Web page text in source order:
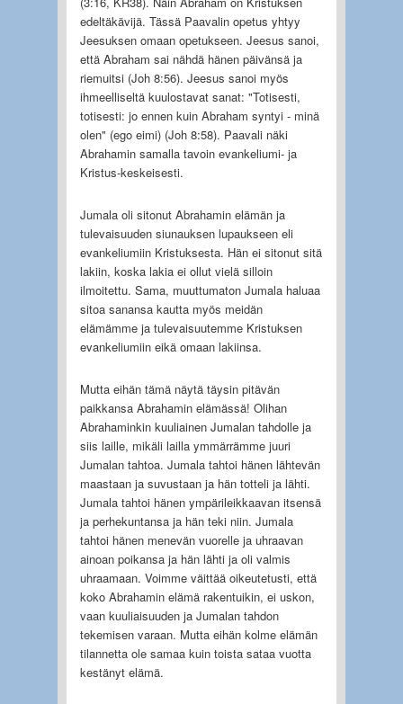
edeltäkävijä. Tässä Paavalin opetus yhtyy
Jeesuksen omaan opetukseen. Jeesus sanoi,
että Abraham sai nähdä hänen päivänsä ja
riemuitsi (Joh 8:56). Jeesus sanoi myös
ihmeelliseltä kuulostavat sanat: "Totisesti,
totisesti: jo ennen kuin Abraham syntyi - minä
olen" (ego eimi) (Joh 8:58). Paavali näki
Abrahamin samalla tavoin evankeliumi- ja
Kristus-keskeisesti.
Jumala oli sitonut Abrahamin elämän ja
tulevaisuuden siunauksen lupaukseen eli
evankeliumiin Kristuksesta. Hän ei sitonut sitä
lakiin, koska lakia ei ollut vielä silloin
ilmoitettu. Sama, muuttumaton Jumala haluaa
sitoa sanansa kautta myös meidän
elämämme ja tulevaisuutemme Kristuksen
evankeliumiin eikä omaan lakiinsa.
Mutta eihän tämä näytä täysin pitävän
paikkansa Abrahamin elämässä! Olihan
Abrahaminkin kuuliainen Jumalan tahdolle ja
siis laille, mikäli lailla ymmärrämme juuri
Jumalan tahtoa. Jumala tahtoi hänen lähtevän
maastaan ja suvustaan ja hän totteli ja lähti.
Jumala tahtoi hänen ympärileikkaavan itsensä
ja perhekuntansa ja hän teki niin. Jumala
tahtoi hänen menevän vuorelle ja uhraavan
ainoan poikansa ja hän lähti ja oli valmis
uhraamaan. Voimme väittää oikeutetusti, että
koko Abrahamin elämä rakentuikin, ei uskon,
vaan kuuliaisuuden ja Jumalan tahdon
tekemisen varaan. Mutta eihän kolme elämän
tilannetta ole samaa kuin toista sataa vuotta
kestänyt elämä.